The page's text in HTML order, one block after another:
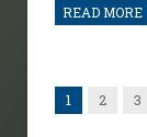
READ MORE
1 2 3